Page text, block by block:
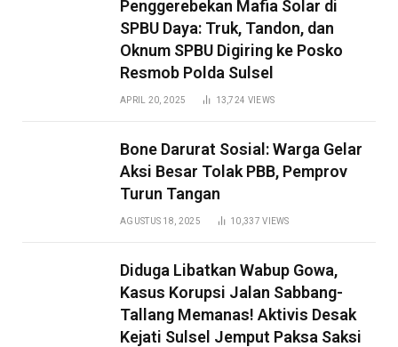
Penggerebekan Mafia Solar di
SPBU Daya: Truk, Tandon, dan
Oknum SPBU Digiring ke Posko
Resmob Polda Sulsel
APRIL 20, 2025 13,724 VIEWS
Bone Darurat Sosial: Warga Gelar
Aksi Besar Tolak PBB, Pemprov
Turun Tangan
AGUSTUS 18, 2025 10,337VIEWS
Diduga Libatkan Wabup Gowa,
Kasus Korupsi Jalan Sabbang-
Tallang Memanas! Aktivis Desak
Kejati Sulsel Jemput Paksa Saksi